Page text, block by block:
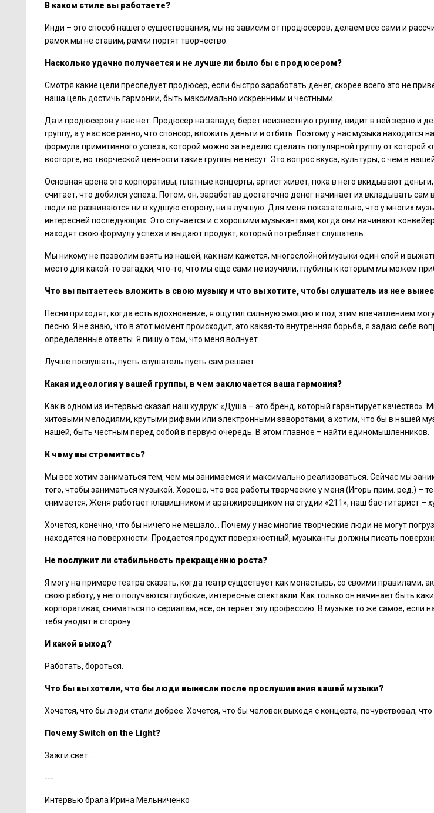
В каком стиле вы работаете?
Инди – это способ нашего существования, мы не зависим от продюсеров, делаем все сами и
рамок мы не ставим, рамки портят творчество.
Насколько удачно получается и не лучше ли было бы с продюсером?
Смотря какие цели преследует продюсер, если быстро заработать денег, скорее всего это не
наша цель достичь гармонии, быть максимально искренними и честными.
Да и продюсеров у нас нет. Продюсер на западе, берет неизвестную группу, видит в ней зерно и
группу, а у нас все равно, что спонсор, вложить деньги и отбить. Поэтому у нас музыка находится
формула примитивного успеха, которой можно за неделю сделать популярной группу от которой
восторге, но творческой ценности такие группы не несут. Это вопрос вкуса, культуры, с чем в
Основная арена это корпоративы, платные концерты, артист живет, пока в него вкидывают
считает, что добился успеха. Потом, он, заработав достаточно денег начинает их вкладывать сам
люди не развиваются ни в худшую сторону, ни в лучшую. Для меня показательно, что у многих
интересней последующих. Это случается и с хорошими музыкантами, когда они начинают
находят свою формулу успеха и выдают продукт, который потребляет слушатель.
Мы никому не позволим взять из нашей, как нам кажется, многослойной музыки один слой и
место для какой-то загадки, что-то, что мы еще сами не изучили, глубины к которым мы можем
Что вы пытаетесь вложить в свою музыку и что вы хотите, чтобы слушатель из нее
Песни приходят, когда есть вдохновение, я ощутил сильную эмоцию и под этим впечатлением
песню. Я не знаю, что в этот момент происходит, это какая-то внутренняя борьба, я задаю себе
определенные ответы. Я пишу о том, что меня волнует.
Лучше послушать, пусть слушатель пусть сам решает.
Какая идеология у вашей группы, в чем заключается ваша гармония?
Как в одном из интервью сказал наш худрук: «Душа – это бренд, который гарантирует качество».
хитовыми мелодиями, крутыми рифами или электронными заворотами, а хотим, что бы в нашей
нашей, быть честным перед собой в первую очередь. В этом главное – найти единомышленников.
К чему вы стремитесь?
Мы все хотим заниматься тем, чем мы занимаемся и максимально реализоваться. Сейчас мы
того, чтобы заниматься музыкой. Хорошо, что все работы творческие у меня (Игорь прим. ред.) –
снимается, Женя работает клавишником и аранжировщиком на студии «211», наш бас-гитарист –
Хочется, конечно, что бы ничего не мешало… Почему у нас многие творческие люди не могут
находятся на поверхности. Продается продукт поверхностный, музыканты должны писать
Не послужит ли стабильность прекращению роста?
Я могу на примере театра сказать, когда театр существует как монастырь, со своими правилами,
свою работу, у него получаются глубокие, интересные спектакли. Как только он начинает быть
корпоративах, сниматься по сериалам, все, он теряет эту профессию. В музыке то же самое, если
тебя уводят в сторону.
И какой выход?
Работать, бороться.
Что бы вы хотели, что бы люди вынесли после прослушивания вашей музыки?
Хочется, что бы люди стали добрее. Хочется, что бы человек выходя с концерта, почувствовал, что
ПочемуSwitch on the Light?
Зажги свет…
---
Интервью брала Ирина Мельниченко